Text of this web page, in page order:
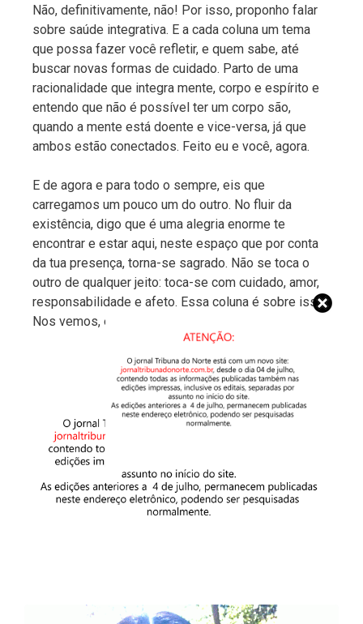
Não, definitivamente, não! Por isso, proponho falar
sobre saúde integrativa. E a cada coluna um tema
que possa fazer você refletir, e quem sabe, até
buscar novas formas de cuidado. Parto de uma
racionalidade que integra mente, corpo e espírito e
entendo que não é possível ter um corpo são,
quando a mente está doente e vice-versa, já que
ambos estão conectados. Feito eu e você, agora.
E de agora e para todo o sempre, eis que
carregamos um pouco um do outro. No fluir da
existência, digo que é uma alegria enorme te
encontrar e estar aqui, neste espaço que por conta
da tua presença, torna-se sagrado. Não se toca o
outro de qualquer jeito: toca-se com cuidado, amor,
responsabilidade e afeto. Essa coluna é sobre isso.
Nos vemos, em breve!